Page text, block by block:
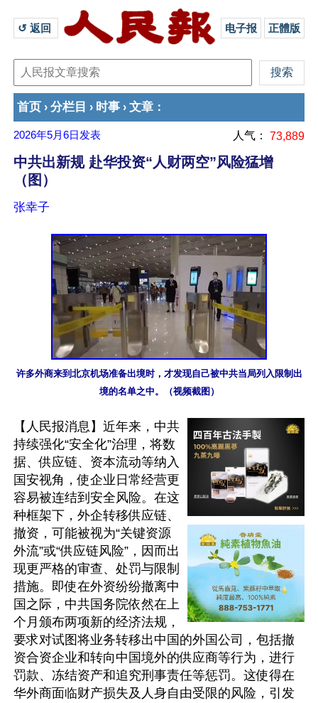
↺ 返回 电子报 正體版
首页 › 分栏目 › 时事 › 文章 ：
2026年5月6日 发表 人气： 73,889
中共出新规 赴华投资“人财两空”风险猛增
（图）
张幸子
许多外商来到北京机场准备出境时，才发现自己被中共当局列入限制出
境的名单之中。（视频截图）
【人民报消息】近年来，中共
持续强化“安全化”治理，将数
据、供应链、资本流动等纳入
国安视角，使企业日常经营更
容易被连结到安全风险。在这
种框架下，外企转移供应链、
撤资，可能被视为“关键资源
外流”或“供应链风险”，因而出
现更严格的审查、处罚与限制
措施。即使在外资纷纷撤离中
国之际，中共国务院依然在上
个月颁布两项新的经济法规，
要求对试图将业务转移出中国的外国公司，包括撤
资合资企业和转向中国境外的供应商等行为，进行
罚款、冻结资产和追究刑事责任等惩罚。这使得在
华外商面临财产损失及人身自由受限的风险，引发